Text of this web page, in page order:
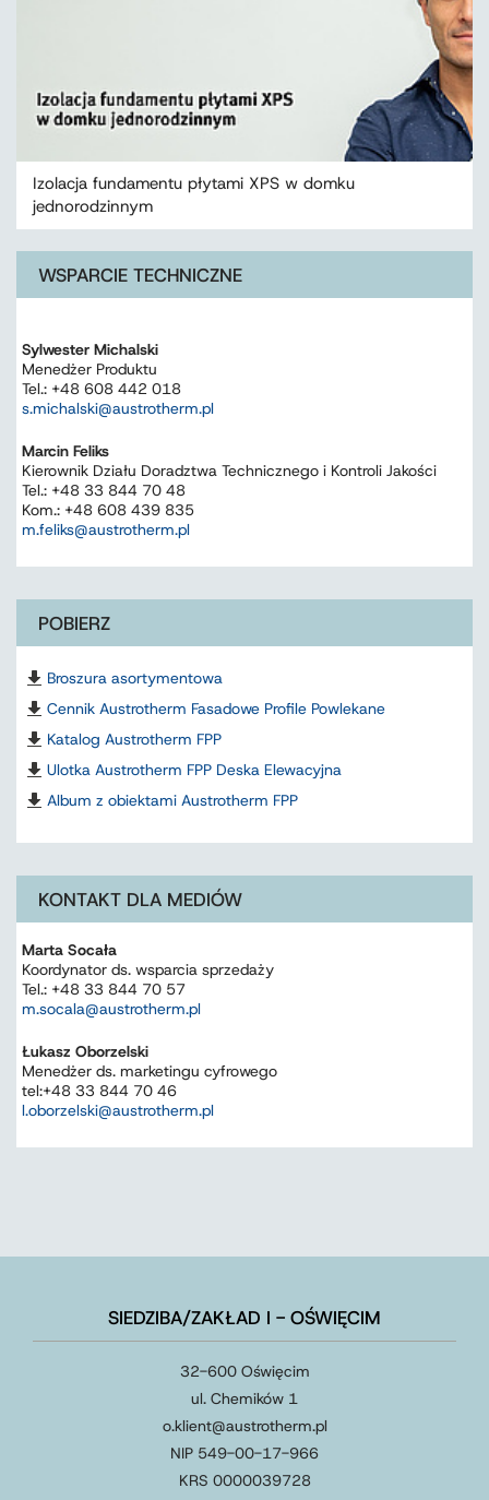
Izolacja fundamentu płytami XPS w domku
jednorodzinnym
WSPARCIE TECHNICZNE
Sylwester Michalski
Menedżer Produktu
Tel.: +48 608 442 018
s.michalski@austrotherm.pl
Marcin Feliks
Kierownik Działu Doradztwa Technicznego i Kontroli Jakości
Tel.: +48 33 844 70 48
Kom.: +48 608 439 835
m.feliks@austrotherm.pl
POBIERZ
Broszura asortymentowa
Cennik Austrotherm Fasadowe Profile Powlekane
Katalog Austrotherm FPP
Ulotka Austrotherm FPP Deska Elewacyjna
Album z obiektami Austrotherm FPP
KONTAKT DLA MEDIÓW
Marta Socała
Koordynator ds. wsparcia sprzedaży
Tel.: +48 33 844 70 57
m.socala@austrotherm.pl
Łukasz Oborzelski
Menedżer ds. marketingu cyfrowego
tel:+48 33 844 70 46
l.oborzelski@austrotherm.pl
SIEDZIBA/ZAKŁAD I - OŚWIĘCIM
32-600 Oświęcim
ul. Chemików 1
o.klient@austrotherm.pl
NIP 549-00-17-966
KRS 0000039728